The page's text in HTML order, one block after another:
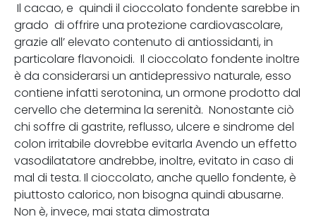
Il cacao, e quindi il cioccolato fondente sarebbe in
grado di offrire una protezione cardiovascolare,
grazie all’ elevato contenuto di antiossidanti, in
particolare flavonoidi. Il cioccolato fondente inoltre
è da considerarsi un antidepressivo naturale, esso
contiene infatti serotonina, un ormone prodotto dal
cervello che determina la serenità. Nonostante ciò
chi soffre di gastrite, reflusso, ulcere e sindrome del
colon irritabile dovrebbe evitarla Avendo un effetto
vasodilatatore andrebbe, inoltre, evitato in caso di
mal di testa. Il cioccolato, anche quello fondente, è
piuttosto calorico, non bisogna quindi abusarne.
Non è, invece, mai stata dimostrata